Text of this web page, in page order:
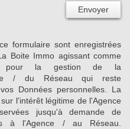
Envoyer
formulaire sont enregistrées
Boite Immo agissant comme
pour la gestion de la
/ du Réseau qui reste
Données personnelles. La
l'intérêt légitime de l'Agence
jusqu'à demande de
à l'Agence / au Réseau.